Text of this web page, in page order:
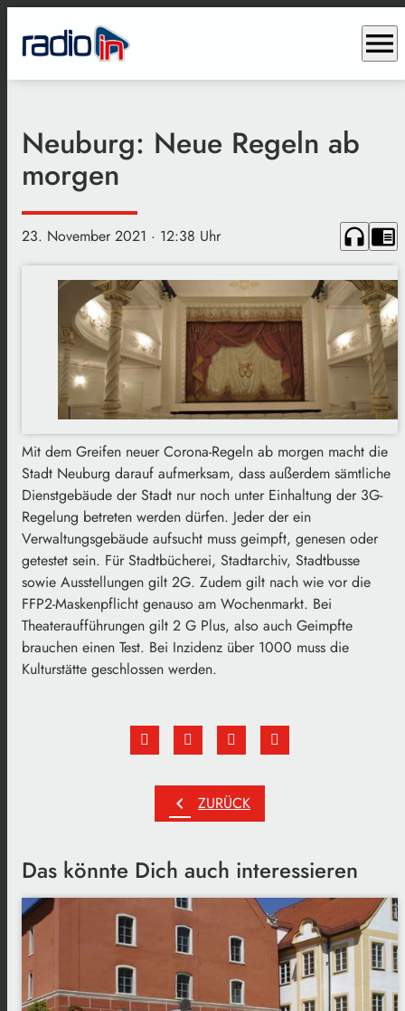
menu
Neuburg: Neue Regeln ab
morgen
23. November 2021 · 12:38 Uhr headphones chrome_reader_mode
Mit dem Greifen neuer Corona-Regeln ab morgen macht die
Stadt Neuburg darauf aufmerksam, dass außerdem sämtliche
Dienstgebäude der Stadt nur noch unter Einhaltung der 3G-
Regelung betreten werden dürfen. Jeder der ein
Verwaltungsgebäude aufsucht muss geimpft, genesen oder
getestet sein. Für Stadtbücherei, Stadtarchiv, Stadtbusse
sowie Ausstellungen gilt 2G. Zudem gilt nach wie vor die
FFP2-Maskenpflicht genauso am Wochenmarkt. Bei
Theateraufführungen gilt 2 G Plus, also auch Geimpfte
brauchen einen Test. Bei Inzidenz über 1000 muss die
Kulturstätte geschlossen werden.
chevron_left ZURÜCK
Das könnte Dich auch interessieren